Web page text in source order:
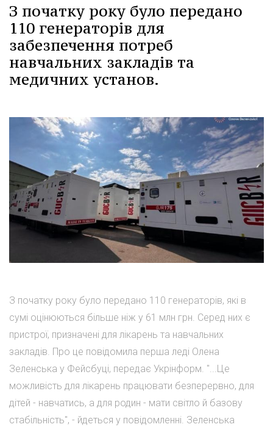
З початку року було передано
110 генераторів для
забезпечення потреб
навчальних закладів та
медичних установ.
З початку року було передано 110 генераторів, які в
сумі оцінюються більше ніж у 61 млн грн. Серед них є
пристрої, призначені для лікарень та навчальних
закладів. Про це повідомила перша леді Олена
Зеленська у Фейсбуці, передає Укрінформ. "...Це
можливість для лікарень працювати безперервно, для
дітей - навчатись, а для родин - мати світло й базову
стабільність", - йдеться у повідомленні. Зеленська